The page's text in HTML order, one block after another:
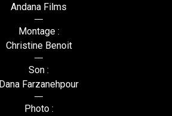
Andana Films
Montage :
Christine Benoit
Son :
Dana Farzanehpour
Photo :